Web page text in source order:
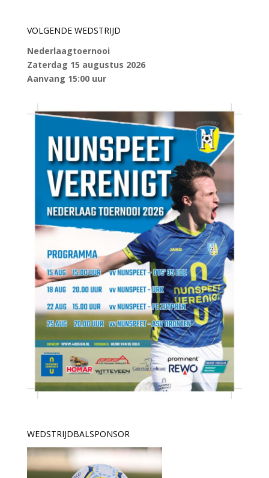
VOLGENDE WEDSTRIJD
Nederlaagtoernooi
Zaterdag 15 augustus 2026
Aanvang 15:00 uur
WEDSTRIJDBALSPONSOR